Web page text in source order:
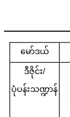
မော်ဒယ်
ဒီဇိုင်း/
ပုံပန်းသဏ္ဍာန်